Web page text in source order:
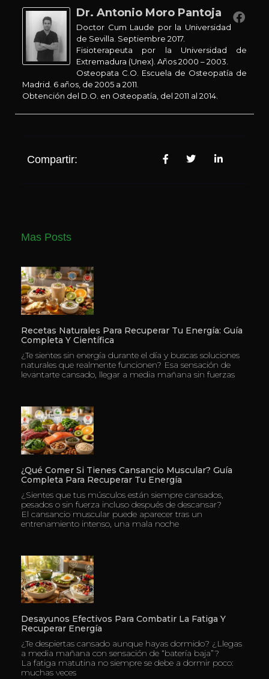
Dr. Antonio Moro Pantoja
Doctor Cum Laude por la Universidad
de Sevilla. Septiembre 2017.
Fisioterapeuta por la Universidad de
Extremadura (Unex). Años 2000 – 2003.
Osteopata C.O. Escuela de Osteopatía de
Madrid. 6 años, de 2005 a 2011.
Obtención del D.O. en Osteopatía, del 2011 al 2014.
Compartir:
Mas Posts
Recetas Naturales Para Recuperar Tu Energía: Guía
Completa Y Científica
¿Te sientes sin energía durante el día y buscas soluciones
naturales que realmente funcionen? Esa sensación de
levantarte cansado, llegar a media mañana sin fuerzas
¿Qué Comer Si Tienes Cansancio Muscular? Guía
Completa Para Recuperar Tu Energía
¿Sientes que tus músculos están siempre cansados,
pesados o sin fuerza incluso después de descansar?
El cansancio muscular puede aparecer tras un
entrenamiento intenso, una mala noche
Desayunos Efectivos Para Combatir La Fatiga Y
Recuperar Energía
¿Te despiertas cansado aunque hayas dormido? ¿Llegas
a media mañana con sensación de “batería baja”?
La fatiga matutina no siempre se debe a dormir poco:
muchas veces